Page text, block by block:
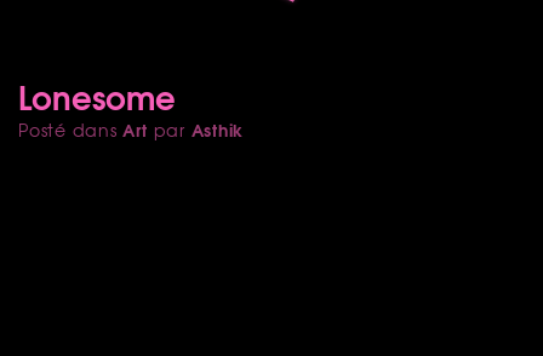
Lonesome
Posté dansArt par Asthik